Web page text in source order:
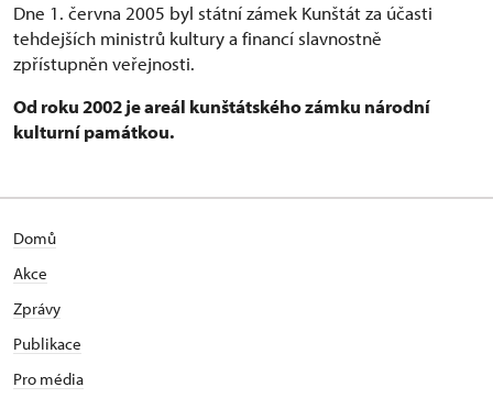
Dne 1. června 2005 byl státní zámek Kunštát za účasti
tehdejších ministrů kultury a financí slavnostně
zpřístupněn veřejnosti.
Od roku 2002 je areál kunštátského zámku národní
kulturní památkou.
Domů
Akce
Zprávy
Publikace
Pro média